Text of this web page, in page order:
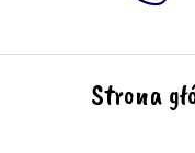
Strona